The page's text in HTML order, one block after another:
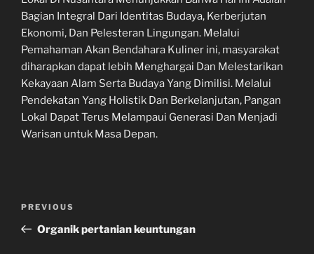
Bagian Integral Dari Identitas Budaya, Kerberjutan
Ekonomi, Dan Pelesteran Lingungan. Melalui
Pemahaman Akan Bendahara Kuliner ini, masyarakat
diharapkan dapat lebih Menghargai Dan Melestarikan
Kekayaan Alam Serta Budaya Yang Dimilisi. Melalui
Pendekatan Yang Holistik Dan Berkelanjutan, Pangan
Lokal Dapat Terus Melampaui Generasi Dan Menjadi
Warisan untuk Masa Depan.
Previous
Post
PREVIOUS
Organik pertanian keuntungan